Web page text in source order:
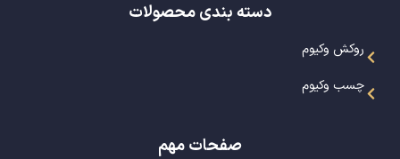
دسته بندی محصولات
روکش وکیوم
چسب وکیوم
صفحات مهم